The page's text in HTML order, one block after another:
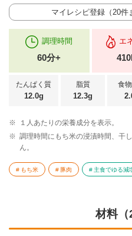
マイレシピ登録（20件
調理時間
60分+
エ
たんぱく質
12.0g
脂質
12.3g
食
※
１人あたりの栄養成分を表示。
※ 調理時間にもち米の浸漬時間、干
ん。
もち米 豚肉 主食でゆる減
材料（